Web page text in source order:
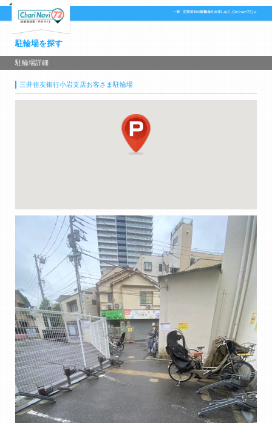
駐輪場を探す
駐輪場詳細
三井住友銀行小岩支店お客さま駐輪場